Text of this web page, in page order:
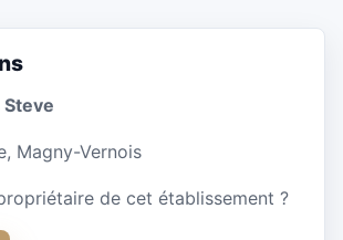
Steve
Magny-Vernois
de cet établissement ?